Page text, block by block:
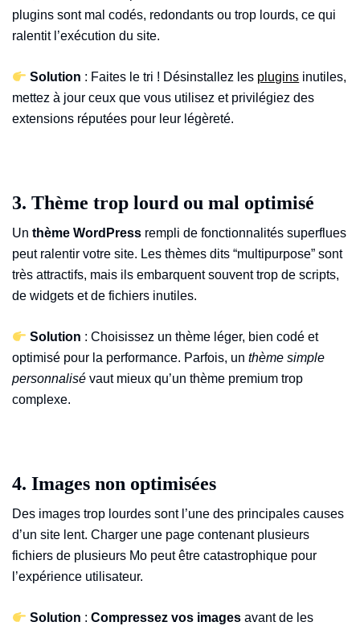
plugins sont mal codés, redondants ou trop lourds, ce qui
ralentit l’exécution du site.
Solution : Faites le tri ! Désinstallez les plugins inutiles,
mettez à jour ceux que vous utilisez et privilégiez des
extensions réputées pour leur légèreté.
3. Thème trop lourd ou mal optimisé
Un thème WordPress rempli de fonctionnalités superflues
peut ralentir votre site. Les thèmes dits “multipurpose” sont
très attractifs, mais ils embarquent souvent trop de scripts,
de widgets et de fichiers inutiles.
Solution : Choisissez un thème léger, bien codé et
optimisé pour la performance. Parfois, un thème simple
personnalisé vaut mieux qu’un thème premium trop
complexe.
4. Images non optimisées
Des images trop lourdes sont l’une des principales causes
d’un site lent. Charger une page contenant plusieurs
fichiers de plusieurs Mo peut être catastrophique pour
l’expérience utilisateur.
Solution :Compressez vos images avant de les